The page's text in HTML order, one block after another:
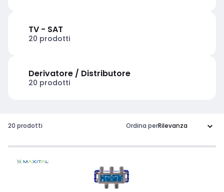
TV - SAT
20 prodotti
Derivatore / Distributore
20 prodotti
20 prodotti Ordina per